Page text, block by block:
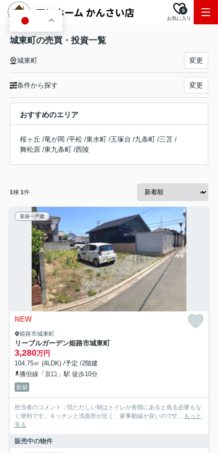
お気に入り
0
城東町の売買・投資一覧
城東町 変更
条件から探す 変更
おすすめのエリア
桜ヶ丘 /竜が岡 /平松 /東水町 /王塚台 /九条町 /三苫 /
舞松原 /東九条町 /西陵
1棟 1件
新築一戸建
NEW
姫路市城東町
リーブルガーデン姫路市城東町
3,280万円
104.75㎡ (4LDK) /予定 /2階建
播但線「京口」駅 徒歩10分
新築
担当者のコメント：慌ただしい朝はトイレが各階にあると焦る必要もな
く便利です。キッチンと洗面所が近く、家事動線が良いので忙... もっと
見る
販売中の物件